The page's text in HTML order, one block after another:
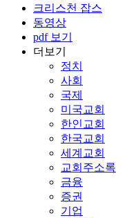
크리스천 잡스
동영상
pdf 보기
더보기
정치
사회
국제
미국교회
한인교회
한국교회
세계교회
교회주소록
금융
증권
기업